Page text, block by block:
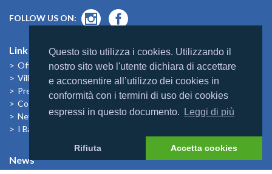
Questo sito utilizza i cookies. Utilizzando il
nostro sito web l'utente dichiara di accettare
e acconsentire all’utilizzo dei cookies in
conformità con i termini di uso dei cookies
espressi in questo documento.
Leggi di più
Rifiuta Accetta cookies
FOLLOW US ON:
Link Utili
Offerte
Villaggi
Previsioni Meteo
Cosa dicono di noi
News
I Bambini alle Maldive
News